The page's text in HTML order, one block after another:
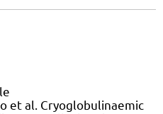
et al. Cryoglobulinaemic